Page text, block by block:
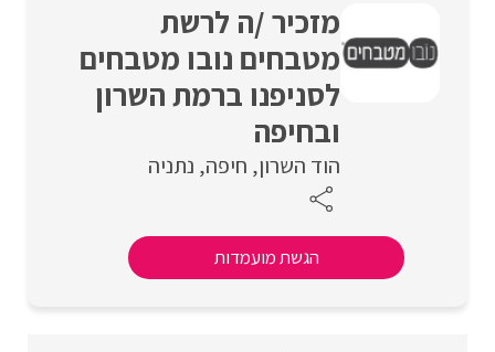
מזכיר /ה לרשת
מטבחים נובו מטבחים
לסניפנו ברמת השרון
ובחיפה
הוד השרון חיפה נתניה
הגשת מועמדות